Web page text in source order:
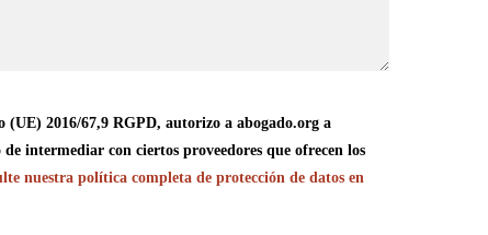
(UE) 2016/67,9 RGPD, autorizo a abogado.org a
intermediar con ciertos proveedores que ofrecen los
nuestra política completa de protección de datos en